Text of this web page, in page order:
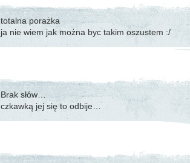
totalna porażka
ja nie wiem jak można byc takim oszustem :/
Brak słów…
czkawką jej się to odbije…